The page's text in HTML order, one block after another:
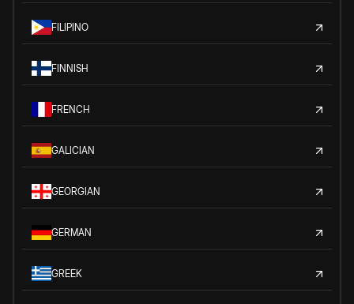
FILIPINO
FINNISH
FRENCH
GALICIAN
GEORGIAN
GERMAN
GREEK